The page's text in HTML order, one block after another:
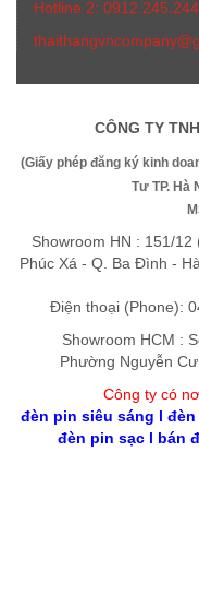
Hotline 2: 0912.245.244
CÔNG TY
(Giấy phép đăng ký kinh
Tư TP. Hà
Showroom HN : 151/
Phúc Xá - Q. Ba Đình -
Điện thoại (Phone):
Showroom HCM :
Phường Nguyễn
Công ty có
đèn pin siêu sáng l
đèn pin sạcl bán